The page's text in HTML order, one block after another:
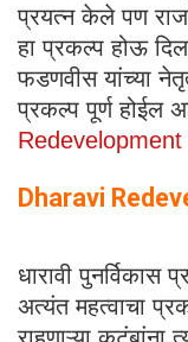
प्रयत्न केले पण
हा प्रकल्प होऊ
फडणवीस यांच्या
प्रकल्प पूर्ण होईल
Dharavi
धारावी पुनर्विकास
अत्यंत महत्वाचा